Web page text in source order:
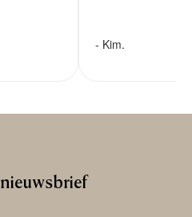
- Kim.
nieuwsbrief